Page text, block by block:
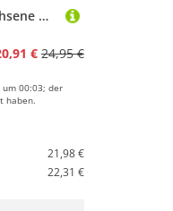
PRO-X elements Erwachsene Hut Rügen, Schwarz, M, 4060
€ 24,95 €
00:03; der
haben.
21,98 €
22,31 €